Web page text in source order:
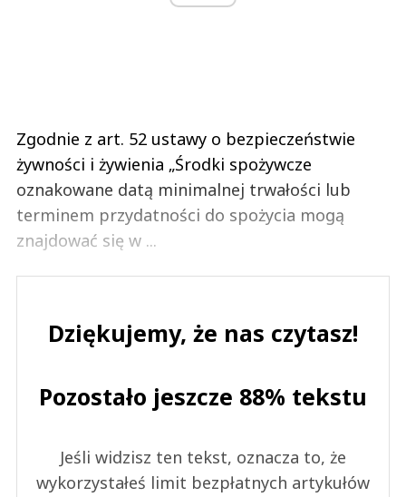
Zgodnie z art. 52 ustawy o bezpieczeństwie
żywności i żywienia „Środki spożywcze
oznakowane datą minimalnej trwałości lub
terminem przydatności do spożycia mogą
znajdować się w ...
Dziękujemy, że nas czytasz!
Pozostało jeszcze 88% tekstu
Jeśli widzisz ten tekst, oznacza to, że
wykorzystałeś limit bezpłatnych artykułów